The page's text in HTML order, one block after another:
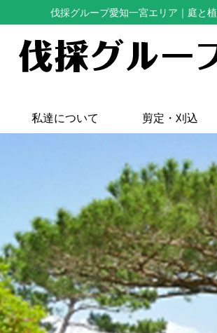
伐採グループ愛知一宮エリア ｜庭と
私達について 剪定・刈込